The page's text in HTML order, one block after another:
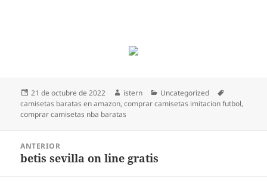
Publicado
el
21 de octubre de 2022 Autor
istern Categorías
Uncategorized
camisetas baratas en amazon,comprar camisetas imitacion futbol,
comprar camisetas nba baratas
entradas
ANTERIOR
Entrada
betis sevilla on line gratis